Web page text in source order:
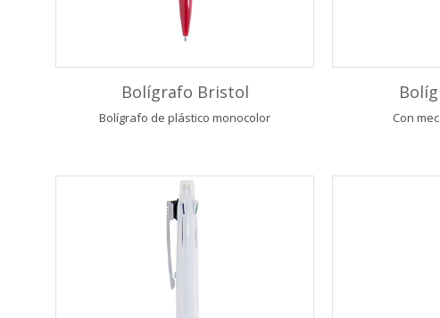
Bolígrafo Bristol
Bolígrafo de plástico monocolor Con